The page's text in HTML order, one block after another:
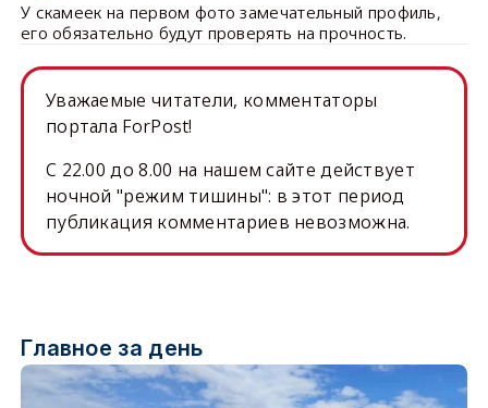
У скамеек на первом фото замечательный профиль,
его обязательно будут проверять на прочность.
Уважаемые читатели, комментаторы
портала ForPost!
C 22.00 до 8.00 на нашем сайте действует
ночной "режим тишины": в этот период
публикация комментариев невозможна.
Главное за день